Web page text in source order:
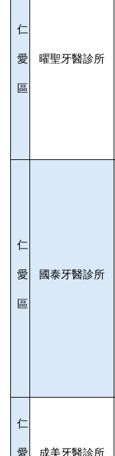
仁
愛
區
曜聖牙醫診所
仁
愛
區
國泰牙醫診所
仁
愛 成美牙醫診所